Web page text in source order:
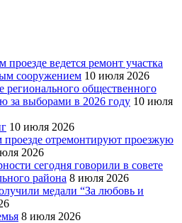
ведется ремонт участка
сооружением 10 июля 2026
регионального общественного
за выборами в 2026 году 10 июля
10 июля 2026
отремонтируют проезжую
2026
сегодня говорили в совете
района 8 июля 2026
медали “За любовь и
8 июля 2026